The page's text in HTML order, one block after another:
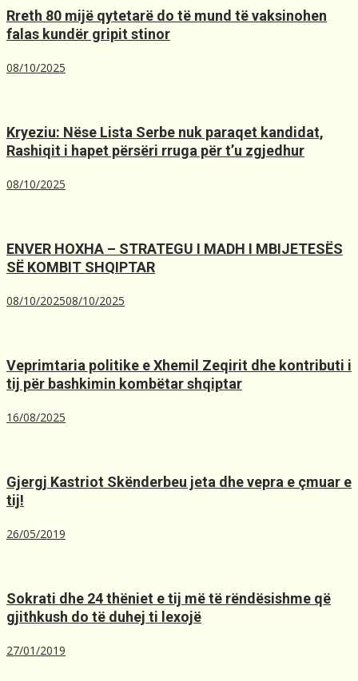
Rreth 80 mijë qytetarë do të mund të vaksinohen
falas kundër gripit stinor
08/10/2025
Kryeziu: Nëse Lista Serbe nuk paraqet kandidat,
Rashiqit i hapet përsëri rruga për t’u zgjedhur
08/10/2025
ENVER HOXHA – STRATEGU I MADH I MBIJETESËS
SË KOMBIT SHQIPTAR
08/10/202508/10/2025
Veprimtaria politike e Xhemil Zeqirit dhe kontributi i
tij për bashkimin kombëtar shqiptar
16/08/2025
Gjergj Kastriot Skënderbeu jeta dhe vepra e çmuar e
tij!
26/05/2019
Sokrati dhe 24 thëniet e tij më të rëndësishme që
gjithkush do të duhej ti lexojë
27/01/2019